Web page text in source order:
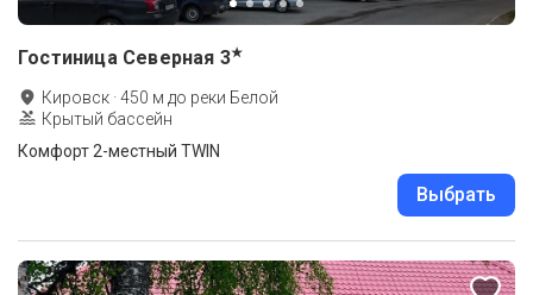
Гостиница Северная 3★
Кировск ·450 м до реки Белой
Крытый бассейн
Комфорт 2-местный TWIN
Выбрать